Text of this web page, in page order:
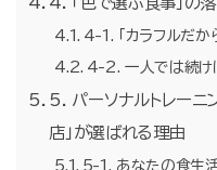
4-1. 「カラフルだか
4-2. 一人では続け
5. パーソナルトレーニ
店」が選ばれる理由
5-1. あなたの食生